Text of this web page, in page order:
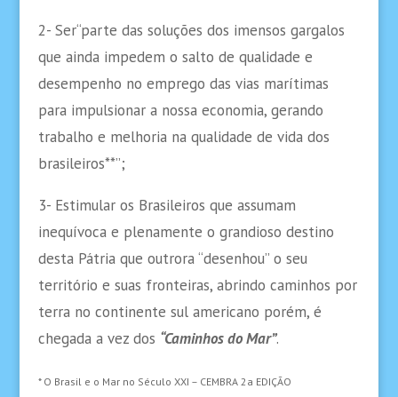
2- Ser“parte das soluções dos imensos gargalos
que ainda impedem o salto de qualidade e
desempenho no emprego das vias marítimas
para impulsionar a nossa economia, gerando
trabalho e melhoria na qualidade de vida dos
brasileiros**”;
3- Estimular os Brasileiros que assumam
inequívoca e plenamente o grandioso destino
desta Pátria que outrora “desenhou” o seu
território e suas fronteiras, abrindo caminhos por
terra no continente sul americano porém, é
chegada a vez dos “Caminhos do Mar”.
* O Brasil e o Mar no Século XXI – CEMBRA 2a EDIÇÃO